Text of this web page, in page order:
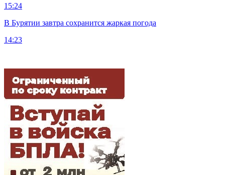
15:24
В Бурятии завтра сохранится жаркая погода
14:23